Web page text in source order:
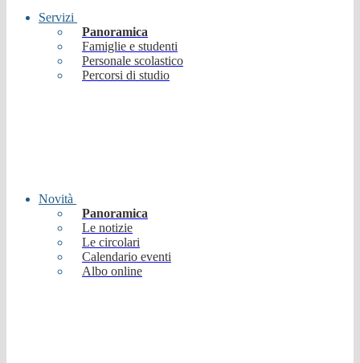
Servizi
Panoramica
Famiglie e studenti
Personale scolastico
Percorsi di studio
Novità
Panoramica
Le notizie
Le circolari
Calendario eventi
Albo online